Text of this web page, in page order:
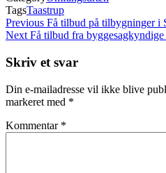
TagsTaastrup
Indlægsnavigation
Previous
Post
Previous Få tilbud på tilbygninger i
Next
Next Få tilbud fra
Skriv et svar
Din e-mailadresse vil ikke blive
markeret med *
Kommentar *